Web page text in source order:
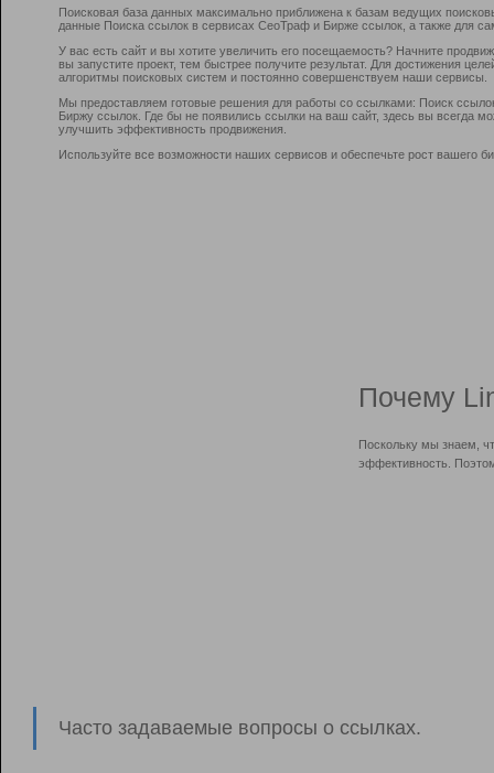
Поисковая база данных максимально приближена к базам ведущих
данные Поиска ссылок в сервисах СеоТраф и Бирже ссылок, а также для
У вас есть сайт и вы хотите увеличить его посещаемость? Начните
вы запустите проект, тем быстрее получите результат. Для достижения
алгоритмы поисковых систем и постоянно совершенствуем наши сервисы.
Мы предоставляем готовые решения для работы со ссылками: Поиск
Биржу ссылок. Где бы не появились ссылки на ваш сайт, здесь вы всегда
улучшить эффективность продвижения.
Используйте все возможности наших сервисов и обеспечьте рост вашего
Почему
Поскольку мы знаем,
эффективность.
Часто задаваемые вопросы о ссылках.